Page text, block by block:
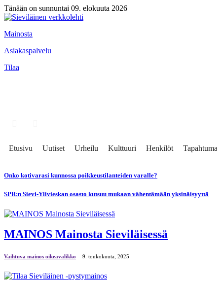
Tänään on sunnuntai 09. elokuuta 2026
Mainosta
Asiakaspalvelu
Tilaa
Etusivu Uutiset Urheilu Kulttuuri Henkilöt Tapahtumat
Onko kotivarasi kunnossa poikkeustilanteiden varalle?
SPR:n Sievi-Ylivieskan osasto kutsuu mukaan vähentämään yksinäisyyttä
MAINOS Mainosta Sieviläisessä
Vaihtuva mainos oikeavalikko 9. toukokuuta, 2025